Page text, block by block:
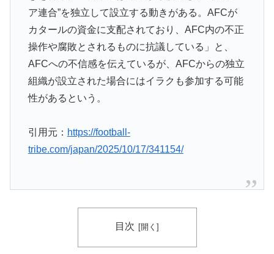
能性を会長が示唆！移籍金が交渉の壁に..現地サポの本
音がこれ！【海外の反応】
日本人「敷地内に勝手に停めた車がバチバチにブロック
されててウケた」→結末がめっちゃおもろいｗｗｗ【タ
イ人の反応】
▶
海外「日本人がアメリカに対してとても良いことを言っ
に海外が超感動
何故なのか」
示するも拒否される＝韓国の反応
韓国人「U17日本代表、決勝で中国を破りアジア杯優勝
ア連合”を独立して設立する動きがある。AFCが
カタールの資金に支配されており、AFC内の不正
操作や腐敗とされるものに抗議している」と、
AFCへの不信感を伝えているが、AFCからの独立
組織が設立された場合にはイラクも参加する可能
性があるという。
引用元： https://football-
tribe.com/japan/2025/10/17/341154/
目次